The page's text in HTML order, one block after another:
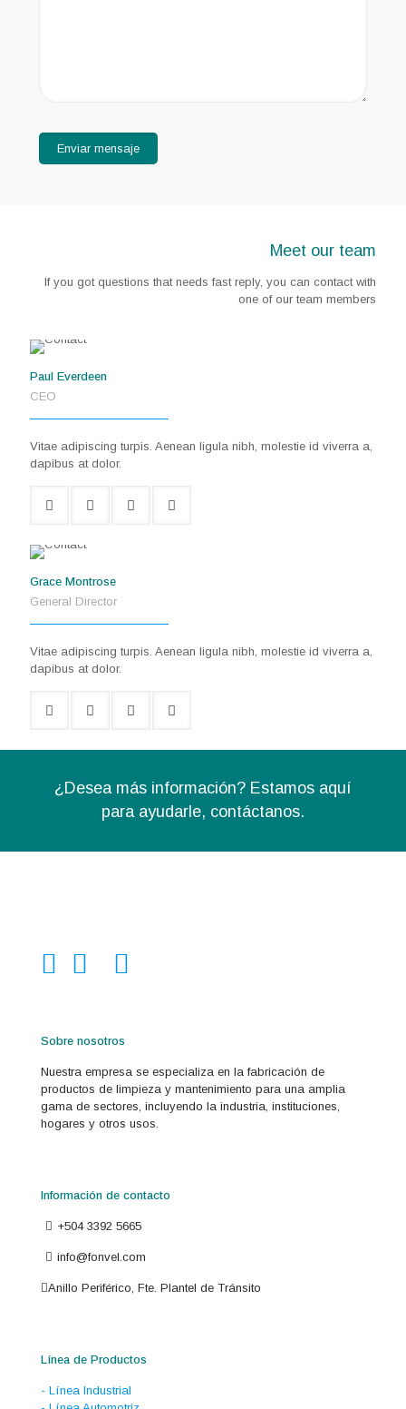
Meet our team
If you got questions that needs fast reply, you can contact with
one of our team members
Paul Everdeen
CEO
Vitae adipiscing turpis. Aenean ligula nibh, molestie id viverra a,
dapibus at dolor.
Grace Montrose
General Director
Vitae adipiscing turpis. Aenean ligula nibh, molestie id viverra a,
dapibus at dolor.
¿Desea más información? Estamos aquí
para ayudarle, contáctanos.
Sobre nosotros
Nuestra empresa se especializa en la fabricación de
productos de limpieza y mantenimiento para una amplia
gama de sectores, incluyendo la industria, instituciones,
hogares y otros usos.
Información de contacto
+504 3392 5665
info@fonvel.com
Anillo Periférico, Fte. Plantel de Tránsito
Línea de Productos
- Línea Industrial